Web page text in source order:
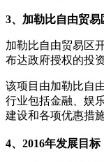
3、加勒比自由贸
加勒比自由贸易区
布达政府授权的投
该项目由加勒比自
行业包括金融、娱
建设和各项优惠措
4、2016年发展目标